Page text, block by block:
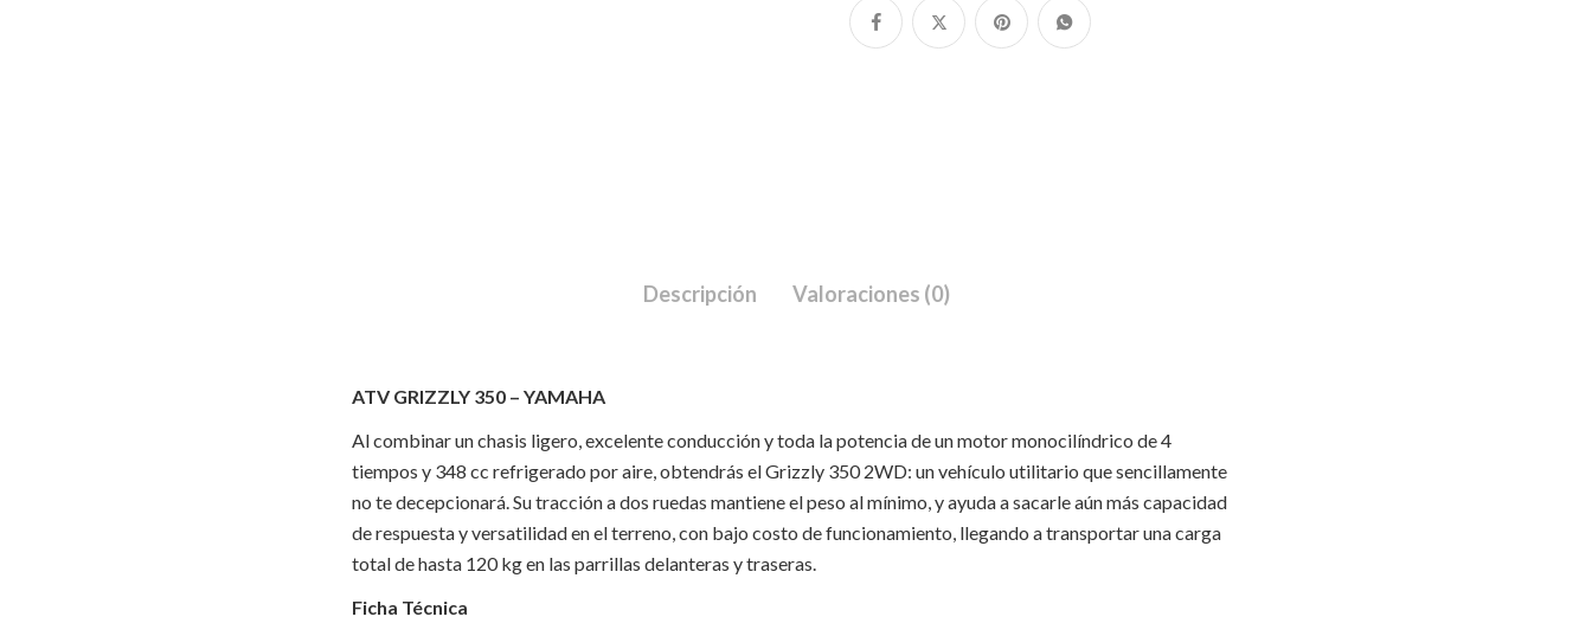
Descripción Valoraciones (0)
ATV GRIZZLY 350 – YAMAHA
Al combinar un chasis ligero, excelente conducción y toda la potencia de un motor monocilíndrico de 4
tiempos y 348 cc refrigerado por aire, obtendrás el Grizzly 350 2WD: un vehículo utilitario que sencillamente
no te decepcionará. Su tracción a dos ruedas mantiene el peso al mínimo, y ayuda a sacarle aún más capacidad
de respuesta y versatilidad en el terreno, con bajo costo de funcionamiento, llegando a transportar una carga
total de hasta 120 kg en las parrillas delanteras y traseras.
Ficha Técnica